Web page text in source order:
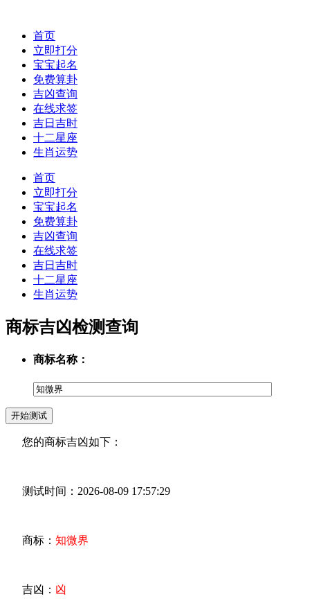
首页
立即打分
宝宝起名
免费算卦
吉凶查询
在线求签
吉日吉时
十二星座
生肖运势
首页
立即打分
宝宝起名
免费算卦
吉凶查询
在线求签
吉日吉时
十二星座
生肖运势
商标吉凶检测查询
商标名称：
您的商标吉凶如下：
测试时间：2026-08-09 17:57:29
商标： 知微界
吉凶： 凶